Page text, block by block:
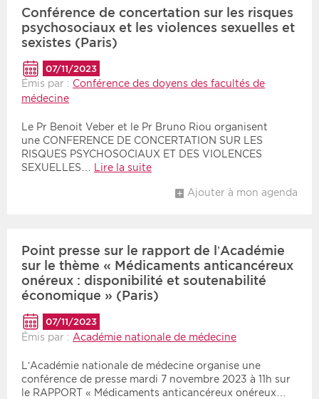
Conférence de concertation sur les risques
psychosociaux et les violences sexuelles et
sexistes (Paris)
07/11/2023
Émis par : Conférence des doyens des facultés de
médecine
Le Pr Benoit Veber et le Pr Bruno Riou organisent
une CONFERENCE DE CONCERTATION SUR LES
RISQUES PSYCHOSOCIAUX ET DES VIOLENCES
SEXUELLES… Lire la suite
Ajouter à mon agenda
Point presse sur le rapport de l’Académie
sur le thème « Médicaments anticancéreux
onéreux : disponibilité et soutenabilité
économique » (Paris)
07/11/2023
Émis par : Académie nationale de médecine
L’Académie nationale de médecine organise une
conférence de presse mardi 7 novembre 2023 à 11h sur
le RAPPORT « Médicaments anticancéreux onéreux…